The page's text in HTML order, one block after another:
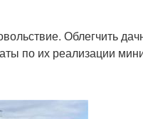
Облегчить
по их реализации